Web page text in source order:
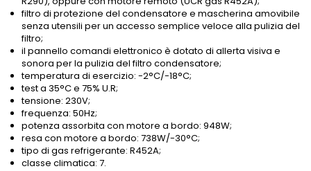
filtro di protezione del condensatore e mascherina amovibile
senza utensili per un accesso semplice veloce alla pulizia del
filtro;
il pannello comandi elettronico è dotato di allerta visiva e
sonora per la pulizia del filtro condensatore;
temperatura di esercizio: -2°C/-18°C;
test a 35°C e 75% U.R;
tensione: 230V;
frequenza: 50Hz;
potenza assorbita con motore a bordo: 948W;
resa con motore a bordo: 738W/-30°C;
tipo di gas refrigerante: R452A;
classe climatica: 7.